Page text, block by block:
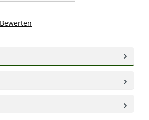
Bewerten